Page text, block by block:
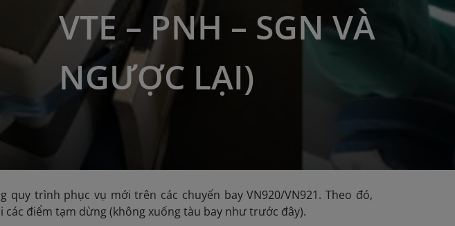
VTE – PNH – SGN VÀ
NGƯỢC LẠI)
quy trình phục vụ mới trên các chuyến bay VN920/VN921. Theo đó,
điểm tạm dừng (không xuống tàu bay như trước đây).